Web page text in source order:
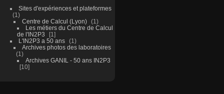
Sites d'expériences et plateformes
1
Centre de Calcul (Lyon)
1
Les métiers du Centre de Calcul
de l'IN2P3
1
L'IN2P3 a 50 ans
1
Archives photos des laboratoires
1
Archives GANIL - 50 ans IN2P3
10